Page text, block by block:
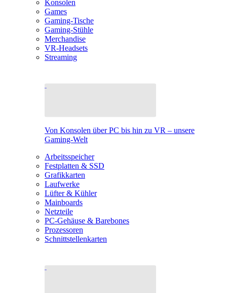
Konsolen
Games
Gaming-Tische
Gaming-Stühle
Merchandise
VR-Headsets
Streaming
Von Konsolen über PC bis hin zu VR – unsere
Gaming-Welt
Arbeitsspeicher
Festplatten & SSD
Grafikkarten
Laufwerke
Lüfter & Kühler
Mainboards
Netzteile
PC-Gehäuse & Barebones
Prozessoren
Schnittstellenkarten